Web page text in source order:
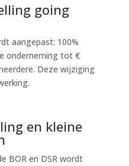
going
aangepast: 100%
onderneming tot €
Deze wijziging
en kleine
BOR en DSR wordt